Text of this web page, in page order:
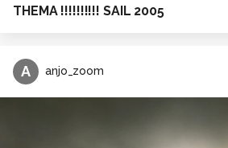
THEMA !!!!!!!!!! SAIL 2005
A anjo_zoom